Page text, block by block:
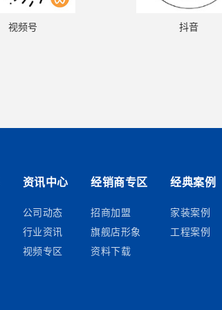
视频号 抖音
资讯中心
公司动态
行业资讯
视频专区
经销商专区
招商加盟
旗舰店形象
资料下载
经典案例
家装案例
工程案例